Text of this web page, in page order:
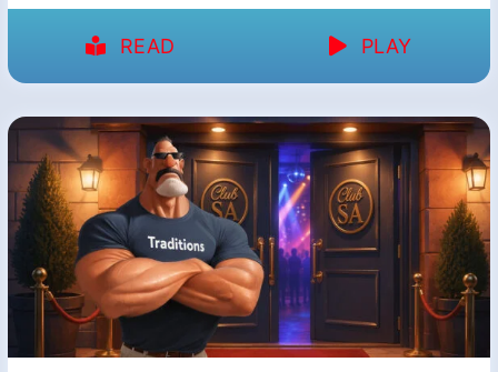
READ PLAY